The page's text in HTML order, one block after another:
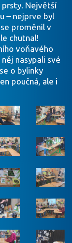
Největší
– nejprve byl
proměnil v
chutnal!
voňavého
nasypali své
o bylinky
poučná, ale i